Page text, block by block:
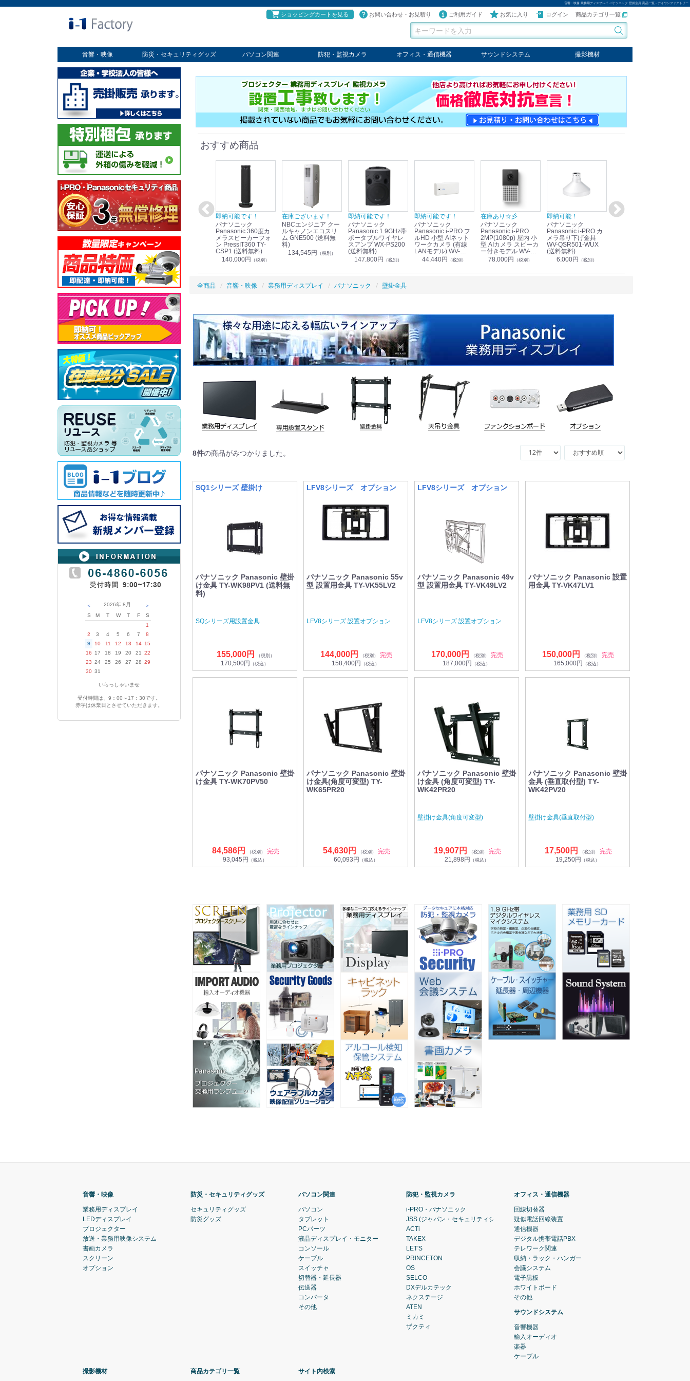
音響・映像 業務用ディスプレイ パナソニック 壁掛金具 商品一覧 - アイワンファクトリー
ショッピングカートを見る お問い合わせ・お見積り ご利用ガイド お気に入り ログイン 商品カテゴリ一覧
音響・映像
業務用ディスプレイ
プロジェクター
放送・業務用映像システム
書画カメラ
スクリーン
オプション
防災・セキュリティグッズ
セキュリティグッズ
防災グッズ
パソコン関連 防犯・監視カメラ オフィス・通信機器 サウンドシステム 撮影機材
＜ 2026年 8月
＞
S
M T W T F
S
1
2
3 4 5 6 7
8
9
10 11 12 13 14 15
16
17 18 19 20 21
22
23 24 25 26 27 28 29
30 31
いらっしゃいませ
受付時間は、9：00～17：30です。
赤字は休業日とさせていただきます。
おすすめ商品
Panasonic i-PRO
2MP(1080p) 屋内 小
ー付きモデル WV-
S71301-F2L (送料無
（税別）
即納可能！
パナソニック
Panasonic i-PRO カ
メラ吊り下げ金具
WV-QSR501-WUX
(送料無料)
6,000円（税別）
在庫あり！送料無料！
パナソニック
Panasonic リモコン
マイク (10局用) WR-
210A (送料無料)
39,000円
即納可能です！
パナソニック
Panasonic 360度カ
メラスピーカーフォ
ン PressIT360 TY-
CSP1 (送料無料)
140,000円 （税別）
在庫ございます！
NBCエンジニア クー
ルキャノンエコスリ
ム GNE500 (送料無
料)
134,545円
（税別）
即納可能です！
パナソニック
Panasonic 1.9GHz帯
ポータブルワイヤレ
スアンプ WX-PS200
(送料無料)
147,800円 （税別）
即納可能です！
パナソニック
Panasonic i-PRO フ
ルHD 小型 AIネット
ワークカメラ (有線
LANモデル) WV-
S7130UX (送料無料)
44,440円 （税別）
在庫あり☆彡
パナソニック
Panasonic i-PRO
2MP(1080p) 屋内 小
型 AIカメラ スピーカ
ー付きモデル WV-
S71301-F2L (送料無
78,000円 （税別）
即納可能！
パナソニック
Panasonic i-PRO カ
メラ吊り下げ金具
WV-QSR501-WUX
(送料無料)
6,000円 （税別）
全商品 音響・映像 業務用ディスプレイ パナソニック 壁掛金具
8件の商品がみつかりました。
SQ1シリーズ 壁掛け
パナソニック Panasonic 壁掛
け金具 TY-WK98PV1 (送料無
料)
SQシリーズ用設置金具
155,000円 （税別）
170,500円 （税込）
LFV8シリーズ オプション
パナソニック Panasonic 55v
型 設置用金具 TY-VK55LV2
LFV8シリーズ 設置オプション
144,000円 （税別）
完売
158,400円
（税込）
LFV8シリーズ オプション
パナソニック Panasonic 49v
型 設置用金具 TY-VK49LV2
LFV8シリーズ 設置オプション
170,000円 （税別）
完売
187,000円
（税込）
パナソニック Panasonic 設置
用金具 TY-VK47LV1
150,000円 （税別）
完売
165,000円
（税込）
パナソニック Panasonic 壁掛
け金具 TY-WK70PV50
84,586円 （税別）
完売
93,045円
（税込）
パナソニック Panasonic 壁掛
け金具(角度可変型) TY-
WK65PR20
54,630円 （税別）
完売
60,093円
（税込）
パナソニック Panasonic 壁掛
け金具 (角度可変型) TY-
WK42PR20
壁掛け金具(角度可変型)
19,907円 （税別）
完売
21,898円
（税込）
パナソニック Panasonic 壁掛
金具 (垂直取付型) TY-
WK42PV20
壁掛け金具(垂直取付型)
17,500円 （税別）
完売
19,250円
（税込）
音響・映像
業務用ディスプレイ
LEDディスプレイ
プロジェクター
放送・業務用映像システム
書画カメラ
スクリーン
オプション
防災・セキュリティグッズ
セキュリティグッズ
防災グッズ
パソコン関連
パソコン
タブレット
PCパーツ
液晶ディスプレイ・モニター
コンソール
ケーブル
スイッチャ
切替器・延長器
伝送器
コンバータ
その他
防犯・監視カメラ
i-PRO・パナソニック
JSS (ジャパン・セキュリティシステム)
ACTi
TAKEX
LET'S
PRINCETON
OS
SELCO
DXデルカテック
ネクステージ
ATEN
ミカミ
ザクティ
オフィス・通信機器
回線切替器
疑似電話回線装置
通信機器
デジタル携帯電話PBX
テレワーク関連
収納・ラック・ハンガー
会議システム
電子黒板
ホワイトボード
その他
サウンドシステム
音響機器
輸入オーディオ
楽器
ケーブル
撮影機材 商品カテゴリ一覧 サイト内検索